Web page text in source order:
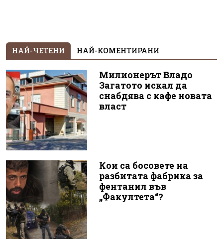
НАЙ-ЧЕТЕНИ НАЙ-КОМЕНТИРАНИ
Милионерът Владо
Загатото искал да
снабдява с кафе новата
власт
Кои са босовете на
разбитата фабрика за
фентанил във
„Факултета“?